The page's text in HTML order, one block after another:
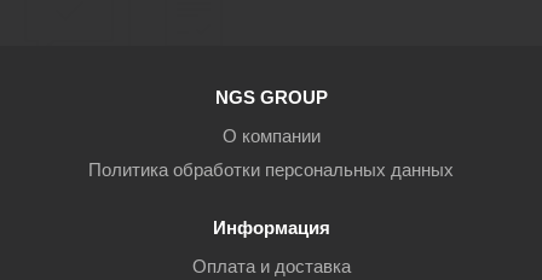
NGS GROUP
О компании
Политика обработки персональных данных
Информация
Оплата и доставка